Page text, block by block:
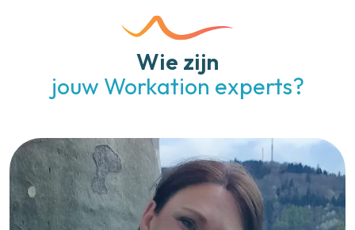
Wie zijn
jouw Workation experts?